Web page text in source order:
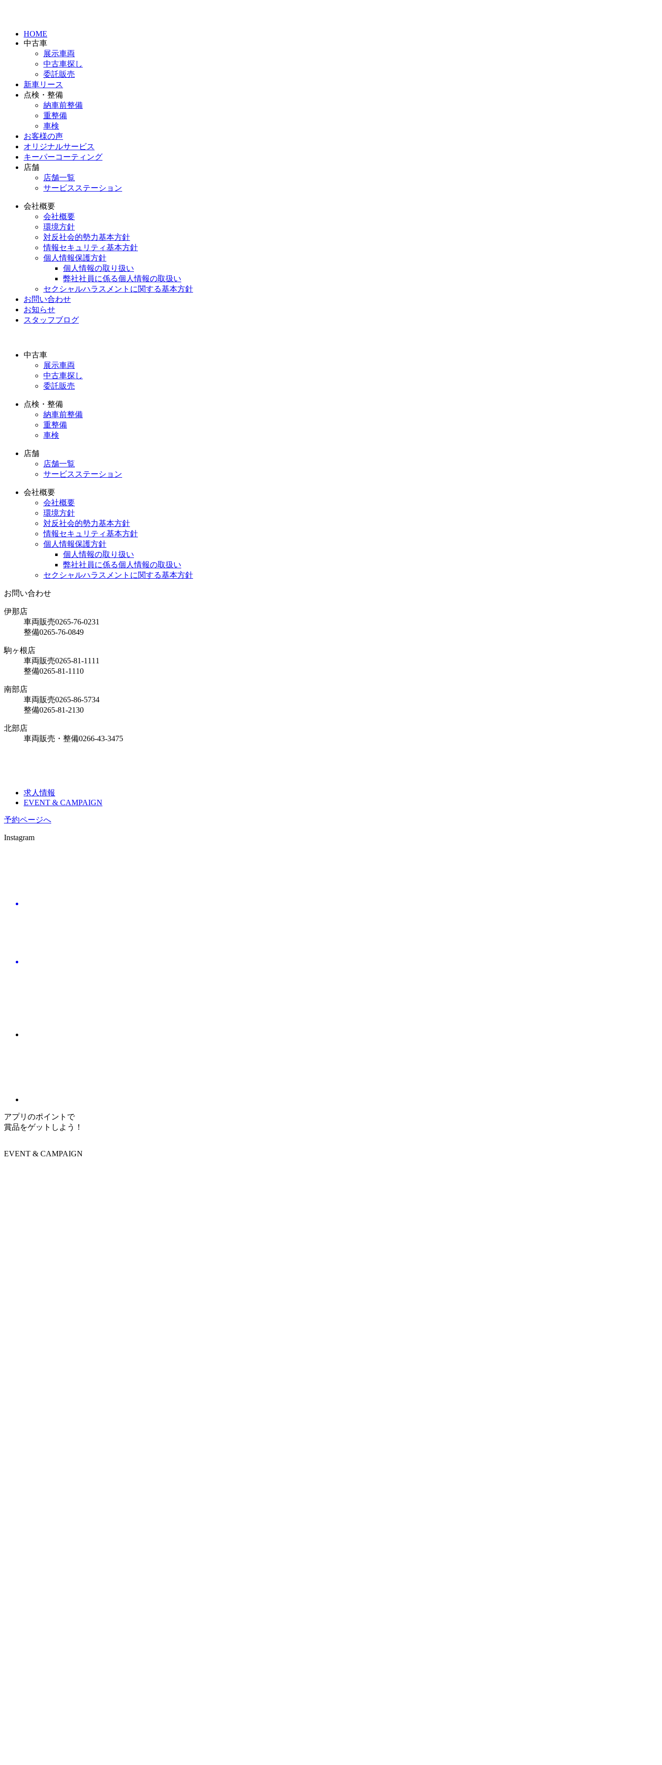
HOME
中古車
展示車両
中古車探し
委託販売
新車リース
点検・整備
納車前整備
重整備
車検
お客様の声
オリジナルサービス
キーパーコーティング
店舗
店舗一覧
サービスステーション
会社概要
会社概要
環境方針
対反社会的勢力基本方針
情報セキュリティ基本方針
個人情報保護方針
個人情報の取り扱い
弊社社員に係る個人情報の取扱い
セクシャルハラスメントに関する基本方針
お問い合わせ
お知らせ
スタッフブログ
中古車
展示車両
中古車探し
委託販売
点検・整備
納車前整備
重整備
車検
店舗
店舗一覧
サービスステーション
会社概要
会社概要
環境方針
対反社会的勢力基本方針
情報セキュリティ基本方針
個人情報保護方針
個人情報の取り扱い
弊社社員に係る個人情報の取扱い
セクシャルハラスメントに関する基本方針
お問い合わせ
伊那店
車両販売0265-76-0231
整備0265-76-0849
駒ヶ根店
車両販売0265-81-1111
整備0265-81-1110
南部店
車両販売0265-86-5734
整備0265-81-2130
北部店
車両販売・整備0266-43-3475
求人情報
EVENT & CAMPAIGN
予約ページへ
Instagram
アプリのポイントで
賞品をゲットしよう！
EVENT & CAMPAIGN